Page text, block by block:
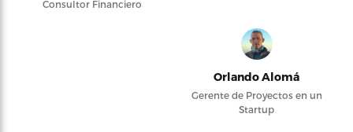
Consultor Financiero
Orlando Alomá
Gerente de Proyectos en un
Startup